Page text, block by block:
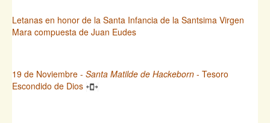
Letanas en honor de la Santa Infancia de la Santsima Virgen
Mara compuesta de Juan Eudes
19 de Noviembre - Santa Matilde de Hackeborn - Tesoro
Escondido de Dios